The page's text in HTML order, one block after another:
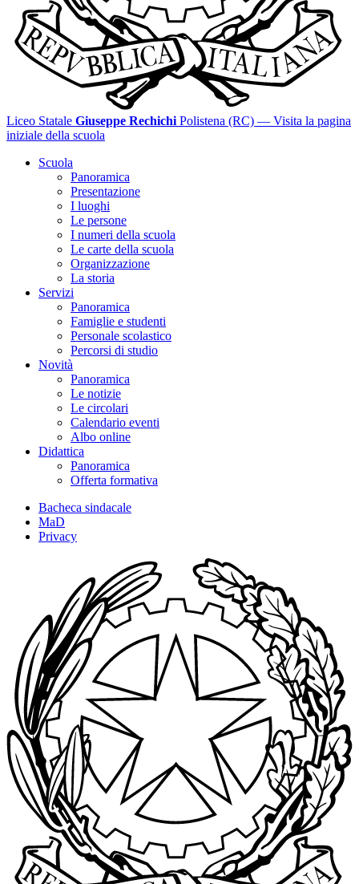
Liceo Statale Giuseppe Rechichi Polistena (RC) — Visita la pagina
iniziale della scuola
Scuola
Panoramica
Presentazione
I luoghi
Le persone
I numeri della scuola
Le carte della scuola
Organizzazione
La storia
Servizi
Panoramica
Famiglie e studenti
Personale scolastico
Percorsi di studio
Novità
Panoramica
Le notizie
Le circolari
Calendario eventi
Albo online
Didattica
Panoramica
Offerta formativa
Bacheca sindacale
MaD
Privacy